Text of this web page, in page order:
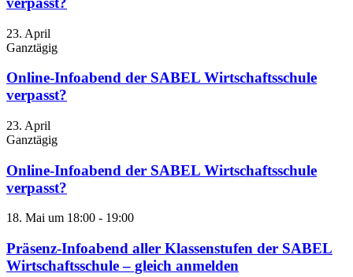
23. April
Ganztägig
Online-Infoabend der SABEL Wirtschaftsschule
verpasst?
23. April
Ganztägig
Online-Infoabend der SABEL Wirtschaftsschule
verpasst?
18. Mai um 18:00 - 19:00
Präsenz-Infoabend aller Klassenstufen der SABEL
Wirtschaftsschule – gleich anmelden